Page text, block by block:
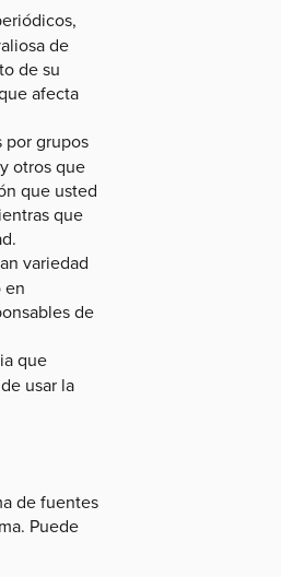
de
de su
afecta
por grupos
otros que
que usted
que
variedad
en
de
que
usar la
de fuentes
Puede